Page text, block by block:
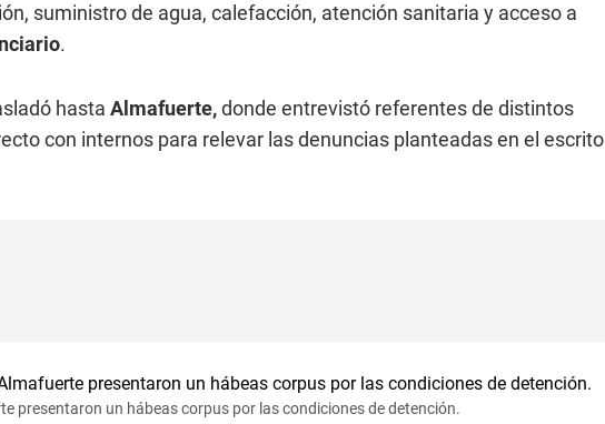
suministro de agua, calefacción, atención sanitaria y acceso a
.
hasta Almafuerte,donde entrevistó referentes de distintos
con internos para relevar las denuncias planteadas en el escrito
presentaron un hábeas corpus por las condiciones de detención.